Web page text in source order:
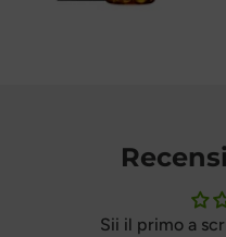
Sii il primo a